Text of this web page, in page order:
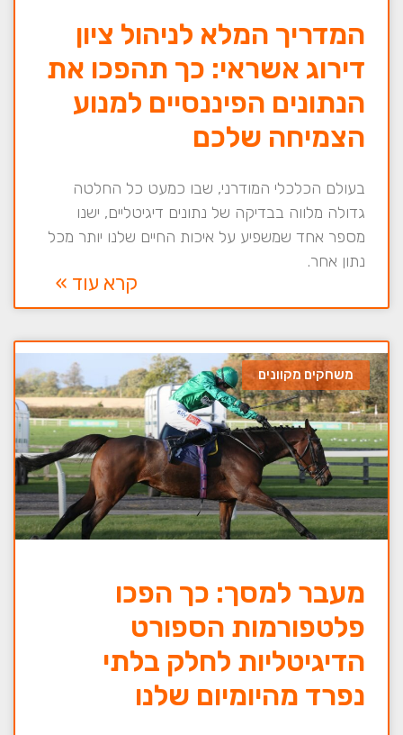
המדריך המלא לניהול ציון
דירוג אשראי: כך תהפכו את
הנתונים הפיננסיים למנוע
הצמיחה שלכם
בעולם הכלכלי המודרני, שבו כמעט כל החלטה
גדולה מלווה בבדיקה של נתונים דיגיטליים, ישנו
מספר אחד שמשפיע על איכות החיים שלנו יותר מכל
נתון אחר.
קרא עוד »
משחקים מקוונים
מעבר למסך: כך הפכו
פלטפורמות הספורט
הדיגיטליות לחלק בלתי
נפרד מהיומיום שלנו